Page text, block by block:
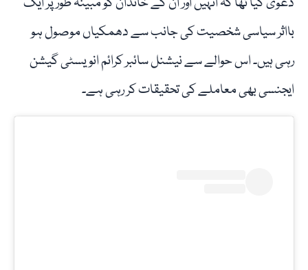
بااثر سیاسی شخصیت کی جانب سے دھمکیاں موصول ہو
رہی ہیں۔ اس حوالے سے نیشنل سائبر کرائم انویسٹی گیشن
ایجنسی بھی معاملے کی تحقیقات کر رہی ہے۔